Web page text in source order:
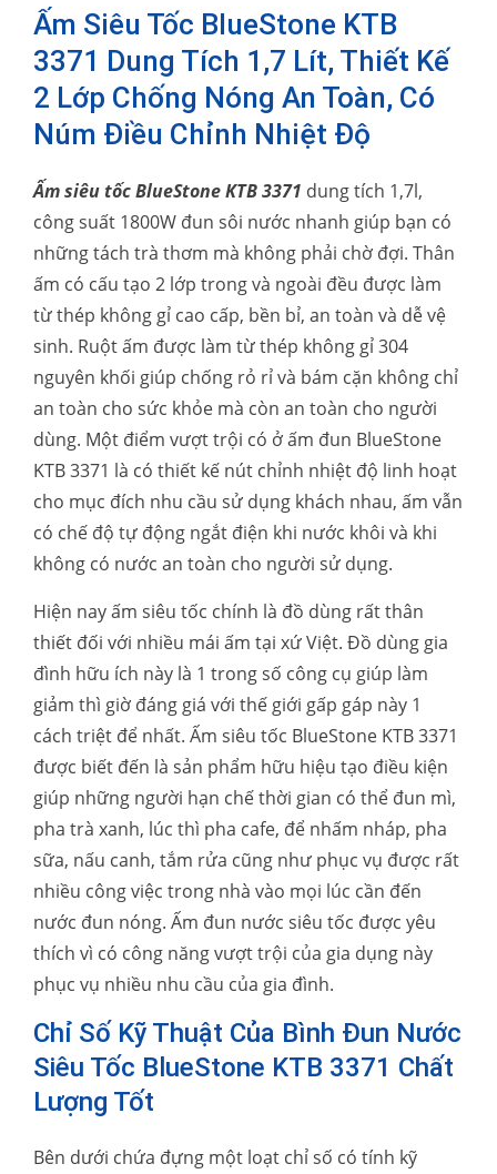
Ấm Siêu Tốc BlueStone KTB
3371 Dung Tích 1,7 Lít, Thiết Kế
2 Lớp Chống Nóng An Toàn, Có
Núm Điều Chỉnh Nhiệt Độ
Ấm siêu tốc BlueStone KTB 3371 dung tích 1,7l,
công suất 1800W đun sôi nước nhanh giúp bạn có
những tách trà thơm mà không phải chờ đợi. Thân
ấm có cấu tạo 2 lớp trong và ngoài đều được làm
từ thép không gỉ cao cấp, bền bỉ, an toàn và dễ vệ
sinh. Ruột ấm được làm từ thép không gỉ 304
nguyên khối giúp chống rỏ rỉ và bám cặn không chỉ
an toàn cho sức khỏe mà còn an toàn cho người
dùng. Một điểm vượt trội có ở ấm đun BlueStone
KTB 3371 là có thiết kế nút chỉnh nhiệt độ linh hoạt
cho mục đích nhu cầu sử dụng khách nhau, ấm vẫn
có chế độ tự động ngắt điện khi nước khôi và khi
không có nước an toàn cho người sử dụng.
Hiện nay ấm siêu tốc chính là đồ dùng rất thân
thiết đối với nhiều mái ấm tại xứ Việt. Đồ dùng gia
đình hữu ích này là 1 trong số công cụ giúp làm
giảm thì giờ đáng giá với thế giới gấp gáp này 1
cách triệt để nhất. Ấm siêu tốc BlueStone KTB 3371
được biết đến là sản phẩm hữu hiệu tạo điều kiện
giúp những người hạn chế thời gian có thể đun mì,
pha trà xanh, lúc thì pha cafe, để nhấm nháp, pha
sữa, nấu canh, tắm rửa cũng như phục vụ được rất
nhiều công việc trong nhà vào mọi lúc cần đến
nước đun nóng. Ấm đun nước siêu tốc được yêu
thích vì có công năng vượt trội của gia dụng này
phục vụ nhiều nhu cầu của gia đình.
Chỉ Số Kỹ Thuật Của Bình Đun Nước
Siêu Tốc BlueStone KTB 3371 Chất
Lượng Tốt
Bên dưới chứa đựng một loạt chỉ số có tính kỹ